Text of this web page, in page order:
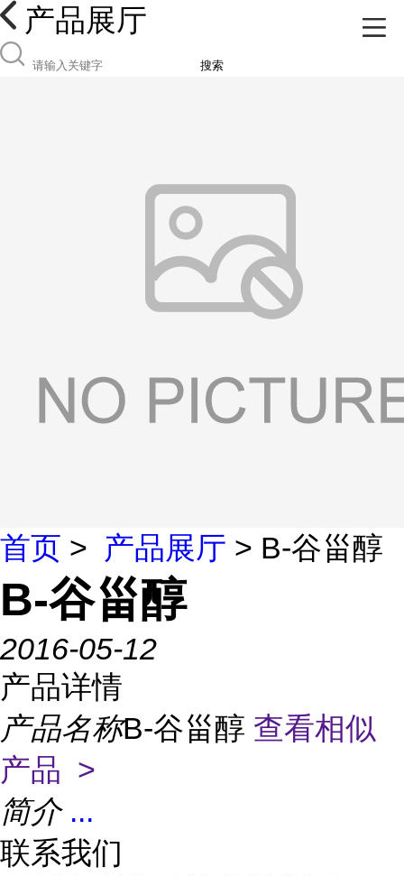
产品展厅
搜索
首页 > 产品展厅 > B-谷甾醇
B-谷甾醇
2016-05-12
产品详情
产品名称B-谷甾醇 查看相似
产品 >
简介 ...
联系我们